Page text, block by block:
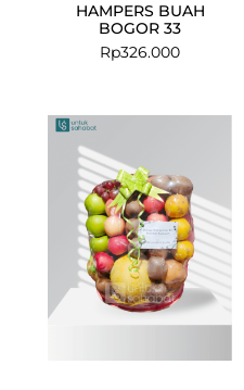
HAMPERS BUAH
BOGOR 33
Rp326.000